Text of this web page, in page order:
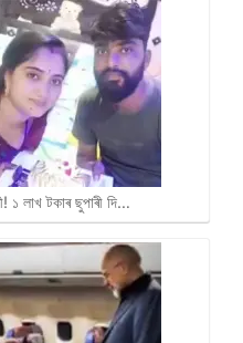
১ লাখ টকাৰ ছুপাৰী দি…